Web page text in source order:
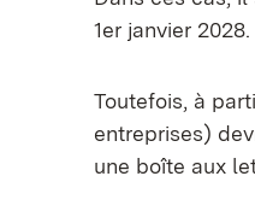
1er janvier 2028.
Toutefois, à
entreprises)
une boîte aux